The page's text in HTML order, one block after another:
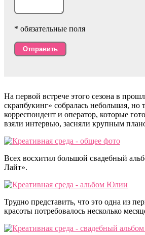
* обязательные поля
На первой встрече этого сезона в
скрапбукинг» собралась небольшая,
корреспондент и оператор, которые
взяли интервью, засняли крупным
Всех восхитил большой свадебный
Лайт».
Трудно представить, что это одна из
красоты потребовалось несколько